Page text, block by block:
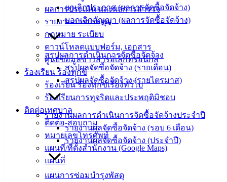
ผลการประเมิน และผลการสำรวจ
รายงานการประชุม
กฎหมาย ระเบียบ
ดาวน์โหลดแบบฟอร์ม, เอกสาร
ศูนย์ข้อมูลข่าวสารอิเล็กทรอนิกส์
ร้องเรียน ร้องทุกข์
ร้องเรียน ร้องทุกข์เรื่องทั่วไป
ร้องเรียนการทุจริตและประพฤติมิชอบ
ติดต่อเทศบาล
ติดต่อ-สอบถาม
หมายเลขโทรศัพท์
แผนที่/ที่ตั้งสำนักงาน (Google Maps)
แผนที่
ยกเลิกประกาศ (ผลการจัดซื้อจัดจ้าง)
บอกเลิกสัญญา (ผลการจัดซื้อจัดจ้าง)
สรุปผลการดำเนินการจัดซื้อจัดจ้าง
สรุปผลจัดซื้อจัดจ้าง (รายเดือน)
สรุปผลจัดซื้อจัดจ้าง (รายไตรมาส)
รายงานผลการดำเนินการจัดซื้อจัดจ้างประจำปี
รายงานผลจัดซื้อจัดจ้าง (รอบ 6 เดือน)
รายงานผลจัดซื้อจัดจ้าง (ประจำปี)
แผนการซ่อมบำรุงพัสดุ
เทศบาล
สงวนลิขสิทธิ์ © 2563 เทศบาลเมืองอ่างศิลา จังหวัดชลบุรี |
angsilacity.go.th | Powered byBuuscript